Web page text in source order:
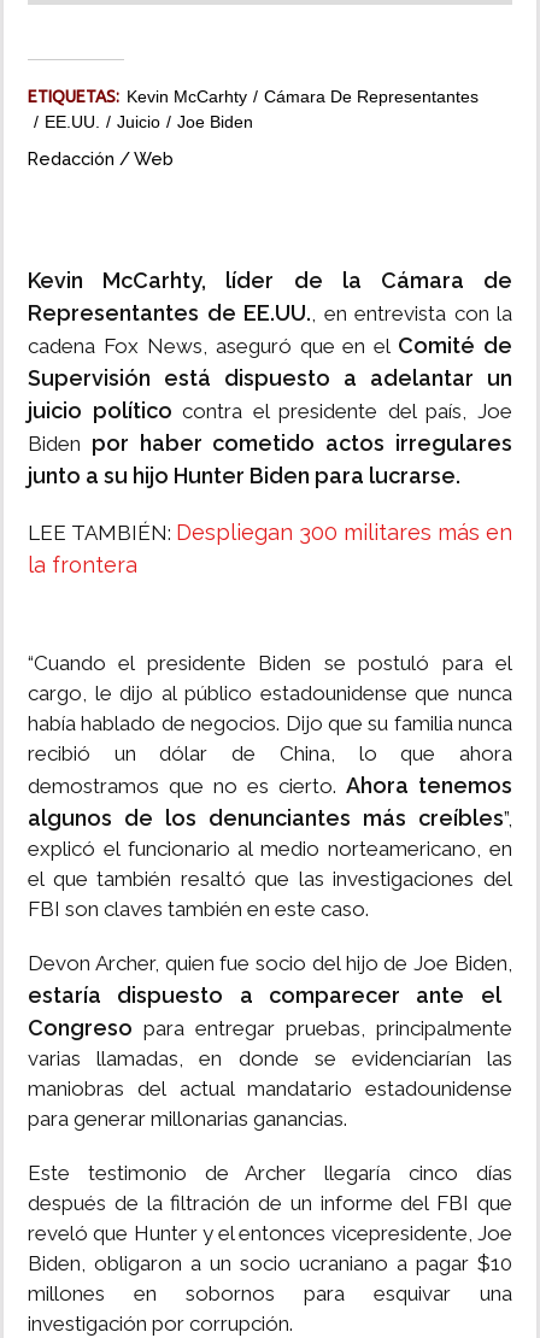
ETIQUETAS: Kevin McCarhty
Cámara De Representantes
EE.UU.
Juicio Joe Biden
Redacción / Web
Kevin McCarhty, líder de la Cámara de
Representantes de EE.UU., en entrevista con la
cadena Fox News, aseguró que en el Comité de
Supervisión está dispuesto a adelantar un
juicio político contra el presidente del país, Joe
Biden por haber cometido actos irregulares
junto a su hijo Hunter Biden para lucrarse.
LEE TAMBIÉN: Despliegan 300 militares más en
la frontera
“Cuando el presidente Biden se postuló para el
cargo, le dijo al público estadounidense que nunca
había hablado de negocios. Dijo que su familia nunca
recibió un dólar de China, lo que ahora
demostramos que no es cierto. Ahora tenemos
algunos de los denunciantes más creíbles”,
explicó el funcionario al medio norteamericano, en
el que también resaltó que las investigaciones del
FBI son claves también en este caso.
Devon Archer, quien fue socio del hijo de Joe Biden,
estaría dispuesto a comparecer ante el
Congreso para entregar pruebas, principalmente
varias llamadas, en donde se evidenciarían las
maniobras del actual mandatario estadounidense
para generar millonarias ganancias.
Este testimonio de Archer llegaría cinco días
después de la filtración de un informe del FBI que
reveló que Hunter y el entonces vicepresidente, Joe
Biden, obligaron a un socio ucraniano a pagar $10
millones en sobornos para esquivar una
investigación por corrupción.